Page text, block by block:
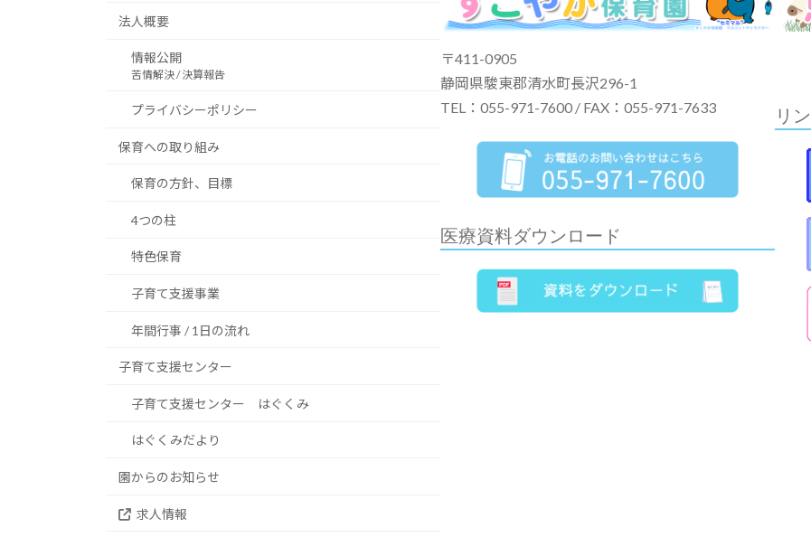
法人概要
情報公開
苦情解決 / 決算報告
プライバシーポリシー
保育への取り組み
保育の方針、目標
4つの柱
特色保育
子育て支援事業
年間行事 / 1日の流れ
子育て支援センター
子育て支援センター はぐくみ
はぐくみだより
園からのお知らせ
求人情報
〒411-0905
静岡県駿東郡清水町長沢296-1
TEL：055-971-7600 / FAX：055-971-7633
医療資料ダウンロード
リ